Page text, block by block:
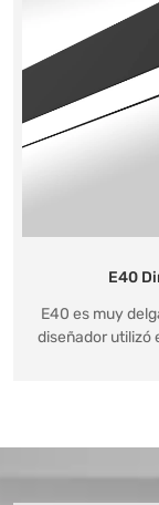
E40
E40 es muy
diseñador utilizó